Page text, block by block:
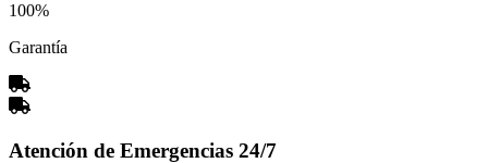
100%
Garantía
Atención de Emergencias 24/7